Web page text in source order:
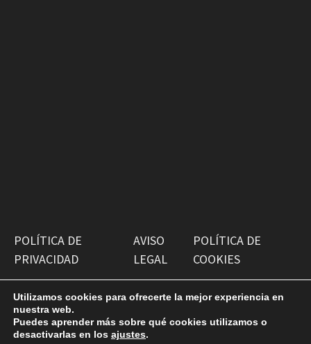
POLÍTICA DE
PRIVACIDAD
AVISO
LEGAL
POLÍTICA DE
COOKIES
Utilizamos cookies para ofrecerte la mejor experiencia en
nuestra web.
Puedes aprender más sobre qué cookies utilizamos o
desactivarlas en los ajustes.